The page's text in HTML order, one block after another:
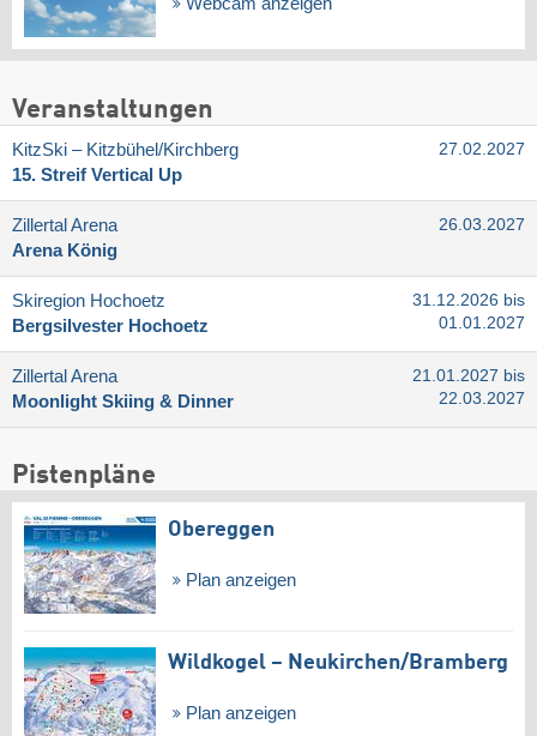
Veranstaltungen
KitzSki – Kitzbühel/​Kirchberg
15. Streif Vertical Up
27.02.2027
Zillertal Arena
Arena König
26.03.2027
Skiregion Hochoetz
Bergsilvester Hochoetz
31.12.2026 bis
01.01.2027
Zillertal Arena
Moonlight Skiing & Dinner
21.01.2027 bis
22.03.2027
Pistenpläne
Obereggen
Plan anzeigen
Wildkogel – Neukirchen/​Bramberg
Plan anzeigen